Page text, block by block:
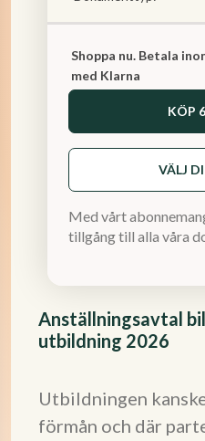
Anställningsavtal
utbildning 2026
Utbildningen
förmån och där
Shoppa nu. Betala
med Klarna
KÖP
VÄLJ
Med vårt
tillgång till alla våra